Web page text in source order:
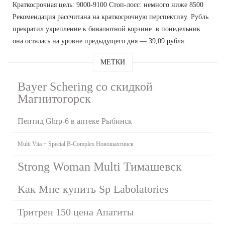
Краткосрочная цель: 9000-9100 Стоп-лосс: немного ниже 8500
Рекомендация рассчитана на краткосрочную перспективу. Рубль
прекратил укрепление к бивалютной корзине: в понедельник
она осталась на уровне предыдущего дня — 39,09 рубля.
МЕТКИ
Bayer Schering со скидкой
Магнитогорск
Пептид Ghrp-6 в аптеке Рыбинск
Multi Vita + Special B-Complex Новошахтинск
Strong Woman Multi Тимашевск
Как Мне купить Sp Labolatories
Тритрен 150 цена Апатиты